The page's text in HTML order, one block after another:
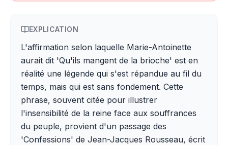
EXPLICATION
L'affirmation selon laquelle Marie-Antoinette
aurait dit 'Qu'ils mangent de la brioche' est en
réalité une légende qui s'est répandue au fil du
temps, mais qui est sans fondement. Cette
phrase, souvent citée pour illustrer
l'insensibilité de la reine face aux souffrances
du peuple, provient d'un passage des
'Confessions' de Jean-Jacques Rousseau, écrit